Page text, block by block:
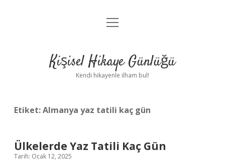
Anasayfa
Yasal Uyarı
menüyü
Kişisel Hikaye Günlüğü
Kendi hikayenle ilham bul!
Etiket:Almanya yaz tatili kaç gün
Ülkelerde Yaz Tatili Kaç Gün
Tarih: Ocak 12, 2025